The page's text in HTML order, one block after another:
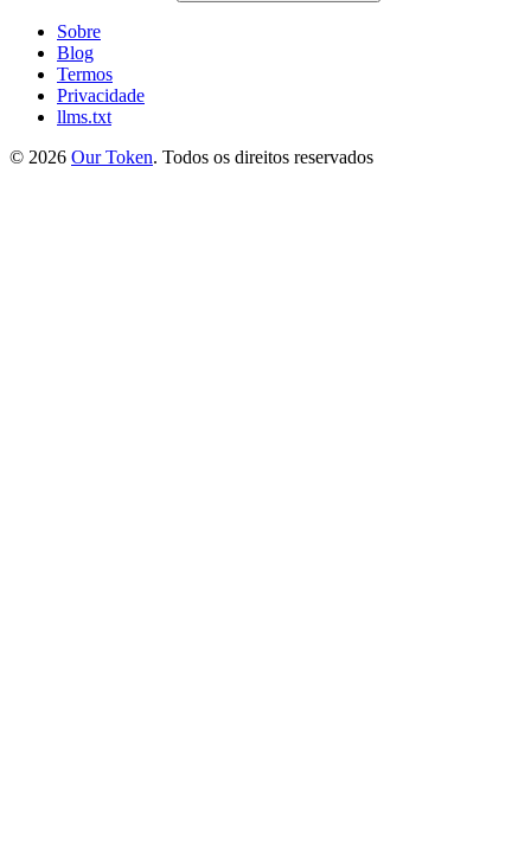
Sobre
Blog
Termos
Privacidade
llms.txt
© 2026 Our Token. Todos os direitos reservados